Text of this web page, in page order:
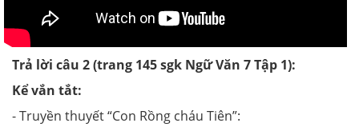
Trả lời câu 2 (trang 145 sgk Ngữ Văn 7 Tập 1):
Kể vắn tắt:
- Truyền thuyết “Con Rồng cháu Tiên”: